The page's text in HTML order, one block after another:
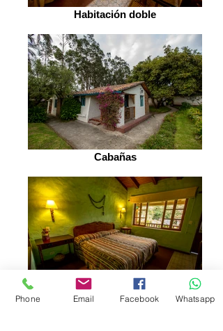
Habitación doble
Cabañas
Habitación matrimonial
Phone Email Facebook Whatsapp